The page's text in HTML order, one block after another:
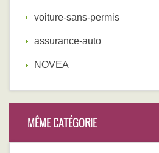
voiture-sans-permis
assurance-auto
NOVEA
MÊME CATÉGORIE